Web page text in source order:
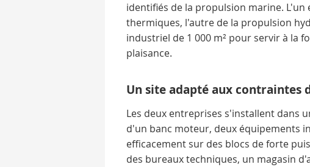
identifiés de la propulsion marine.
thermiques, l'autre de la propulsion
industriel de 1 000 m² pour servir à la
plaisance.
Un site adapté aux contraintes
Les deux entreprises s'installent dans
d'un banc moteur, deux équipements
efficacement sur des blocs de forte
des bureaux techniques, un magasin